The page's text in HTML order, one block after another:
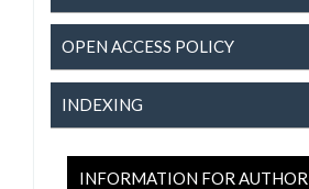
OPEN ACCESS POLICY
INDEXING
INFORMATION FOR AUTHOR